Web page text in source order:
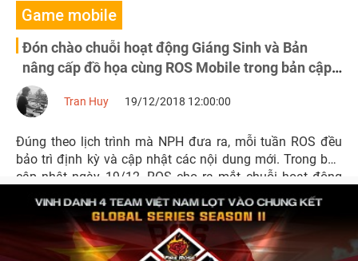
Game mobile
Đón chào chuỗi hoạt động Giáng Sinh và Bản
nâng cấp đồ họa cùng ROS Mobile trong bản cập
nhật mới nhất
Tran Huy 19/12/2018 12:00:00
Đúng theo lịch trình mà NPH đưa ra, mỗi tuần ROS đều
bảo trì định kỳ và cập nhật các nội dung mới. Trong bản
cập nhật ngày 19/12, ROS cho ra mắt chuỗi hoạt động
Giáng Sinh và đặc biệt hơn là bản nâng cấp đồ họa cực
đẹp dành cho các game thủ